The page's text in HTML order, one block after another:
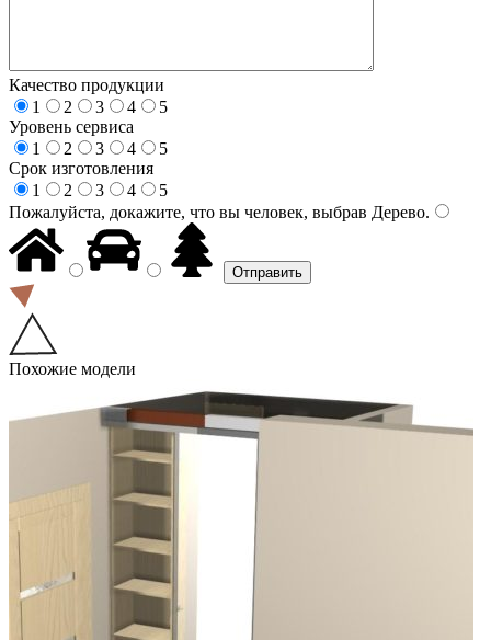
Качество продукции
1
2 3 4
5
Уровень сервиса
1
2 3 4
5
Срок изготовления
1
2 3 4
5
Пожалуйста, докажите, что вы человек, выбрав Дерево.
Похожие модели